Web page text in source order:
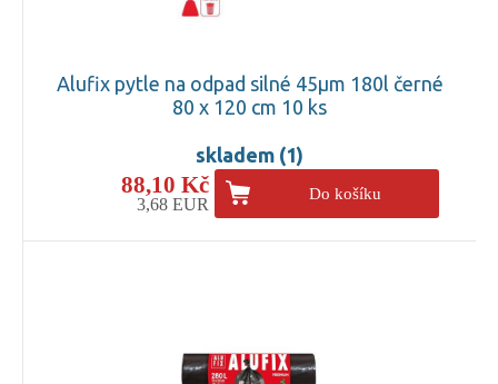
Alufix pytle na odpad silné 45µm 180l černé
80 x 120 cm 10 ks
skladem (1)
88,10 Kč
3,68 EUR
Do košíku